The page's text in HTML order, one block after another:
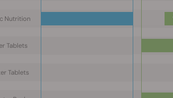
Nutrition
Tablets
Tablets